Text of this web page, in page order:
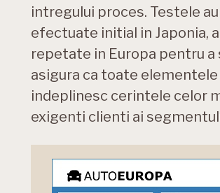
intregului proces. Testele
efectuate initial in Japonia,
repetate in Europa pentru a
asigura ca toate elementele
indeplinesc cerintele celor
exigenti clienti ai